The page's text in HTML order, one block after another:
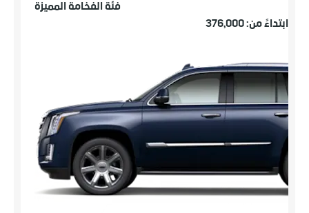
فئة الفخامة المميزة
ابتداءً من: 376,000